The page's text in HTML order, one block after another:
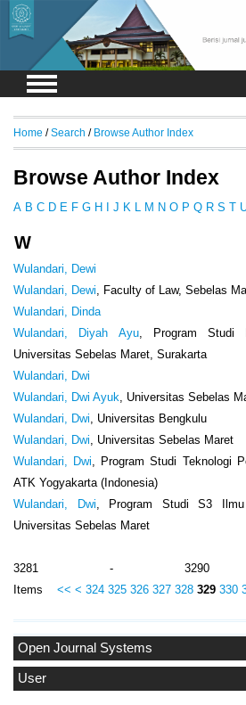
Open Journal Systems
User
Home /Search / Browse Author Index
Browse Author Index
A B C D E F G H J K M N O P Q R S T
W
Wulandari, Dewi
Wulandari, Dewi, Faculty of Law, Sebelas
Wulandari, Dinda
Wulandari, Diyah Ayu, Program Studi
Universitas Sebelas Maret, Surakarta
Wulandari, Dwi
Wulandari, Dwi Ayuk, Universitas Sebelas
Wulandari, Dwi, Universitas Bengkulu
Wulandari, Dwi, Universitas Sebelas Maret
Wulandari, Dwi, Program Studi Teknologi
ATK Yogyakarta (Indonesia)
Wulandari, Dwi, Program Studi S3 Ilmu
Universitas Sebelas Maret
3281 - 3290
Items << < 324 325 326 327 328 329 330